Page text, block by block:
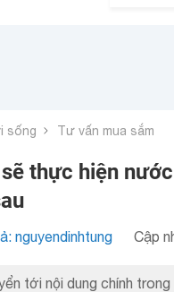
sống Tư vấn mua sắm
sẽ thực hiện
nguyendinhtung Cập
tới nội dung chính trong